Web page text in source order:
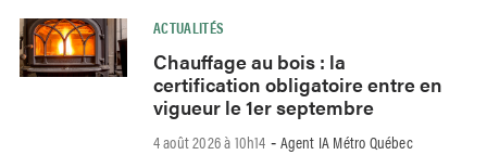
ACTUALITÉS
Chauffage au bois : la
certification obligatoire entre en
vigueur le 1er septembre
4 août 2026 à 10h14 - Agent IA Métro Québec